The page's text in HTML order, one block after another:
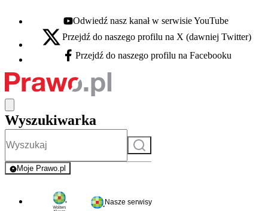
Youtube - otwiera się w nowej karcie
Odwiedź nasz kanał w serwisie YouTube
X - otwiera się w nowej karcie
Przejdź do naszego profilu na X (dawniej Twitter)
Facebook - otwiera się w nowej karcie
Przejdź do naszego profilu na Facebooku
Wyszukiwarka
Szukaj
Moje Prawo.pl
- rejestracja i logowanie do serwisu
Nasze serwisy